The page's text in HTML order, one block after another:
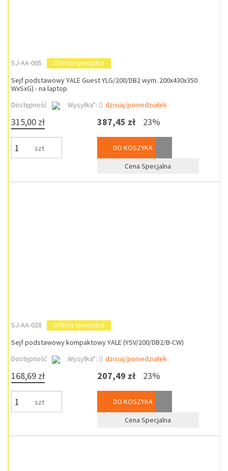
SJ-AA-005
Oferta specjalna
Sejf podstawowy YALE Guest YLG/200/DB2 wym. 200x430x350
WxSxG) - na laptop
Dostępność
Wysyłka*: dzisiaj/poniedziałek
315,00 zł
szt
387,45 zł 23%
DO KOSZYKA
Cena Specjalna
SJ-AA-028
Oferta specjalna
Sejf podstawowy kompaktowy YALE (YSV/200/DB2/B-CW)
Dostępność
Wysyłka*: dzisiaj/poniedziałek
168,69 zł
szt
207,49 zł 23%
DO KOSZYKA
Cena Specjalna